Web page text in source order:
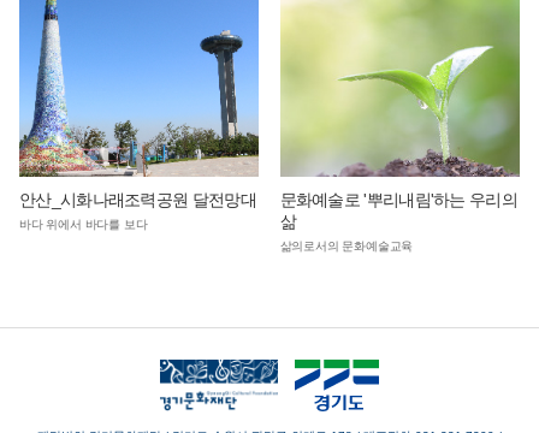
안산_시화나래조력공원 달전망대
바다 위에서 바다를 보다
문화예술로 '뿌리내림'하는 우리의
삶
삶의로서의 문화예술교육